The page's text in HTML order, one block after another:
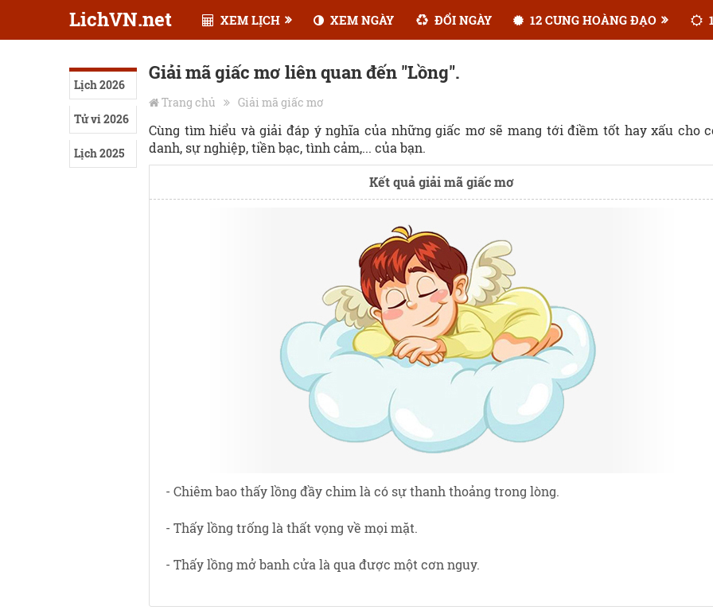
LichVN.net XEM LỊCH XEM NGÀY ĐỔI NGÀY 12 CUNG HOÀNG ĐẠO
Lịch 2026
Tử vi 2026
Lịch 2025
Giải mã giấc mơ liên quan đến "Lồng".
Trang chủ Giải mã giấc mơ
Cùng tìm hiểu và giải đáp ý nghĩa của những giấc mơ sẽ mang tới điềm tốt hay xấu cho
danh, sự nghiệp, tiền bạc, tình cảm,... của bạn.
Kết quả giải mã giấc mơ
- Chiêm bao thấy lồng đầy chim là có sự thanh thoảng trong lòng.
- Thấy lồng trống là thất vọng về mọi mặt.
- Thấy lồng mở banh cửa là qua được một cơn nguy.